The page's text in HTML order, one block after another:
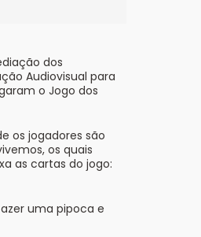
dos
Audiovisual para
o Jogo dos
os jogadores são
os quais
as cartas do jogo:
uma pipoca e